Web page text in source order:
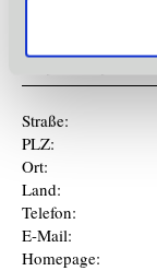
Straße:
PLZ:
Ort:
Land:
Telefon:
E-Mail:
Homepage: